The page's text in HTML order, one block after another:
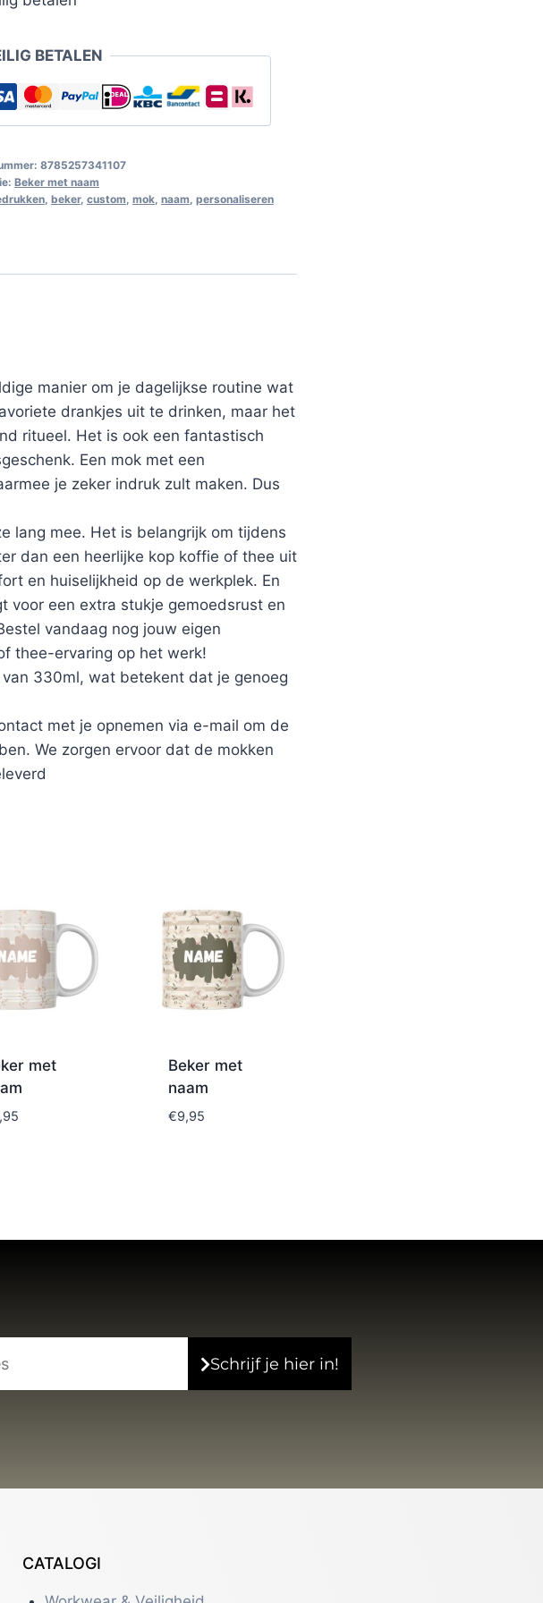
BETALEN
8785257341107
Beker met naam
, beker, custom mok, naam personaliseren
manier om je dagelijkse routine wat
drankjes uit te drinken, maar het
ritueel. Het is ook een fantastisch
Een mok met een
je zeker indruk zult maken. Dus
lang mee. Het is belangrijk om tijdens
dan een heerlijke kop koffie of thee uit
en huiselijkheid op de werkplek. En
voor een extra stukje gemoedsrust en
vandaag nog jouw eigen
thee-ervaring op het werk!
330ml, wat betekent dat je genoeg
met je opnemen via e-mail om de
We zorgen ervoor dat de mokken
met
Beker met
naam
€9,95
Schrijf je hier in!
CATALOGI